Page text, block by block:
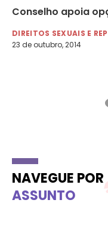
Conselho apoia
DIREITOS SEXUAIS E
23 de outubro, 2014
NAVEGUE POR
ASSUNTO